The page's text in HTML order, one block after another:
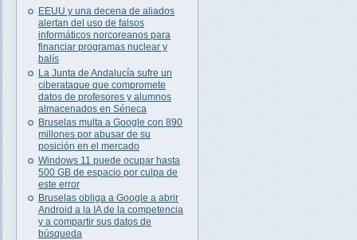
EEUU y una decena de aliados
alertan del uso de falsos
informáticos norcoreanos para
financiar programas nuclear y
balís
La Junta de Andalucía sufre un
ciberataque que compromete
datos de profesores y alumnos
almacenados en Séneca
Bruselas multa a Google con 890
millones por abusar de su
posición en el mercado
Windows 11 puede ocupar hasta
500 GB de espacio por culpa de
este error
Bruselas obliga a Google a abrir
Android a la IA de la competencia
y a compartir sus datos de
búsqueda